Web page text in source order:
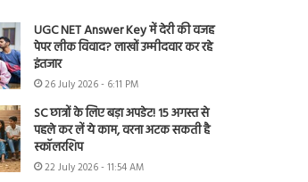
UGC NET Answer Key में देरी की वजह
पेपर लीक विवाद? लाखों उम्मीदवार कर रहे
इंतजार
26 July 2026 - 6:11 PM
SC छात्रों के लिए बड़ा अपडेट! 15 अगस्त से
पहले कर लें ये काम, वरना अटक सकती है
स्कॉलरशिप
22 July 2026 - 11:54 AM